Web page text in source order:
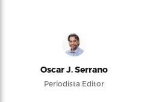
Oscar J. Serrano
Periodista Editor